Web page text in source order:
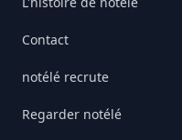
Contact
notélé recrute
Regarder notélé